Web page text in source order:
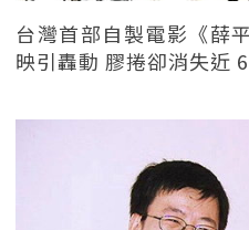
台灣首部自製電影《薛
映引轟動 膠捲卻消失近